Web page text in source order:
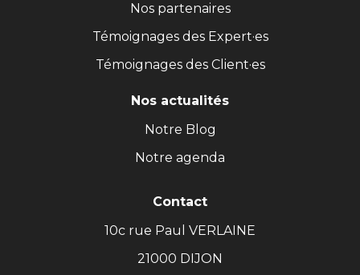
Nos partenaires
Témoignages des Expert·es
Témoignages des Client·es
Nos actualités
Notre Blog
Notre agenda
Contact
10c rue Paul VERLAINE
21000 DIJON